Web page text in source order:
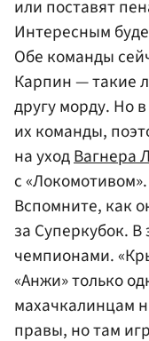
или поставят
Интересным
Обе команды
Карпин — такие
другу морду. Но
их команды,
на уходВагнера
с
Вспомните, как
за Суперкубок. В
чемпионами.
«Анжи» только
махачкалинцам
правы, но там